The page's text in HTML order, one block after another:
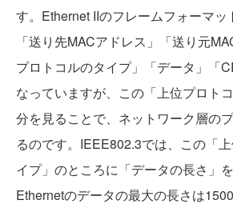
す。Ethernet IIのフレームフォーマッ
「送り先MACアドレス」「送り元
プロトコルのタイプ」「データ」「
なっていますが、この「上位プロト
分を見ることで、ネットワーク層の
るのです。IEEE802.3では、この「
イプ」のところに「データの長さ」
Ethernetのデータの最大の長さは